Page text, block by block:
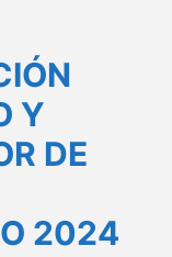
Y
DE
2024